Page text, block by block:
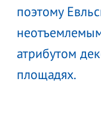
поэтому
атрибутом
площадях.